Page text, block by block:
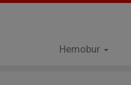
Hemobur